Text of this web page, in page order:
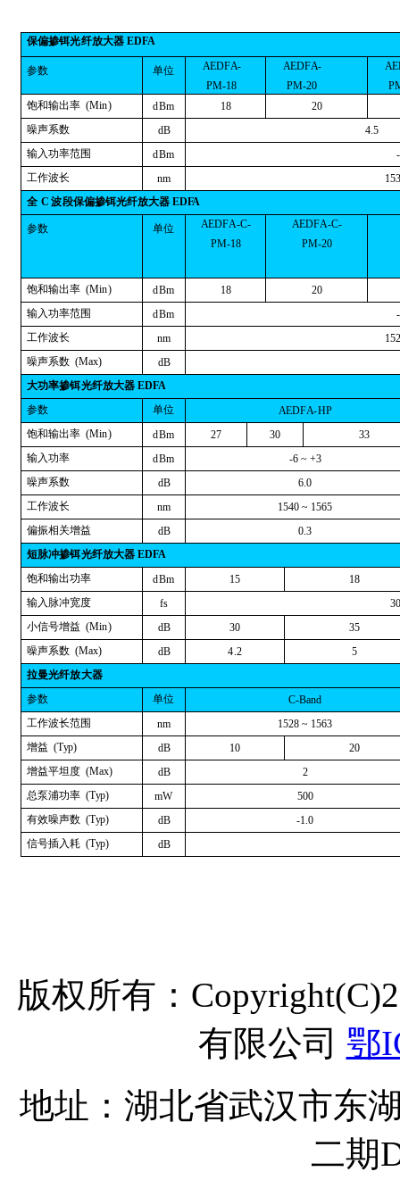
保偏掺铒光纤放大器 EDFA
参数 单位 AEDFA-
PM-18
AEDFA-
PM-20
A
饱和输出率 (Min) dBm 18
20
噪声系数
dB 4.5
输入功率范围
dBm
工作波长
nm 15
全 C 波段保偏掺铒光纤放大器 EDFA
参数 单位 AEDFA-C-
PM-18
AEDFA-C-
PM-20
饱和输出率 (Min) dBm 18
20
输入功率范围
dBm
工作波长
nm 15
噪声系数 (Max) dB
大功率掺铒光纤放大器 EDFA
参数
单位 AEDFA-HP
饱和输出率 (Min) dBm 27 30
33
输入功率
dBm -6 ~ +3
噪声系数
dB 6.0
工作波长
nm 1540 ~ 1565
偏振相关增益
dB 0.3
短脉冲掺铒光纤放大器 EDFA
饱和输出功率
dBm 15
18
输入脉冲宽度
fs
小信号增益 (Min) dB 30
35
噪声系数 (Max) dB 4.2
5
拉曼光纤放大器
参数
单位 C-Band
工作波长范围
nm 1528 ~ 1563
增益 (Typ) dB 10
20
增益平坦度 (Max) dB
2
总泵浦功率 (Typ) mW
500
有效噪声数 (Typ) dB -1.0
信号插入耗 (Typ) dB
版权所有：
有限公司 鄂
地址：湖北省武汉市东
二期